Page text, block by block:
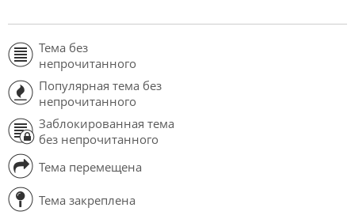
Тема без
непрочитанного
Популярная тема без
непрочитанного
Заблокированная тема
без непрочитанного
Тема перемещена
Тема закреплена